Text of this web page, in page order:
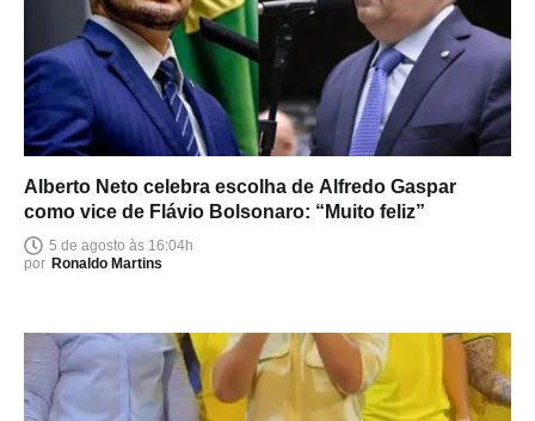
Alberto Neto celebra escolha de Alfredo Gaspar
como vice de Flávio Bolsonaro: “Muito feliz”
5 de agosto às 16:04h
por Ronaldo Martins